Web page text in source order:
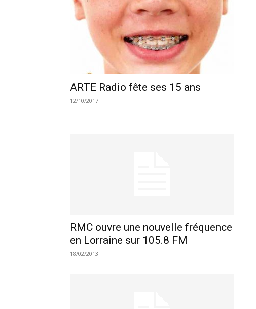
ARTE Radio fête ses 15 ans
12/10/2017
RMC ouvre une nouvelle fréquence
en Lorraine sur 105.8 FM
18/02/2013